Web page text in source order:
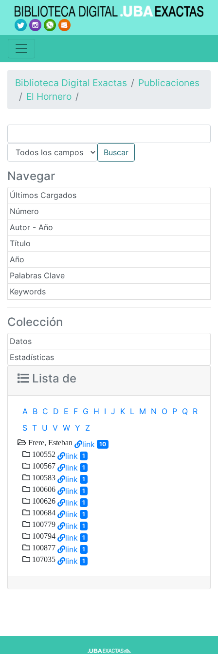
Biblioteca Digital Exactas
Publicaciones
El Hornero
Navegar
Últimos Cargados
Número
Autor - Año
Título
Año
Palabras Clave
Keywords
Colección
Datos
Estadísticas
Lista de
A B C D E F G H I J K L M N O P Q R
S T U V W Y Z
Frere, Esteban link 10
100552 link 1
100567 link 1
100583 link 1
100606 link 1
100626 link 1
100684 link 1
100779 link 1
100794 link 1
100877 link 1
107035 link 1